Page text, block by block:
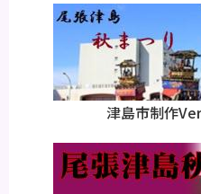
津島市制作